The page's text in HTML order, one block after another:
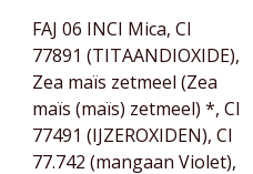
FAJ 06 INCI Mica, CI
77891 (TITAANDIOXIDE),
Zea maïs zetmeel (Zea
maïs (maïs) zetmeel) *, CI
77491 (IJZEROXIDEN), CI
77.742 (mangaan Violet),